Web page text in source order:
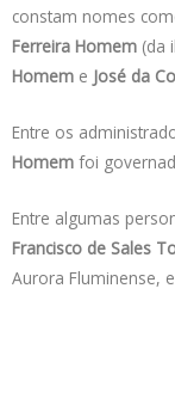
constam nomes
Ferreira Homem (da
Homem e José da
Entre os
Homem foi
Entre algumas
Francisco de Sales
Aurora Fluminense,